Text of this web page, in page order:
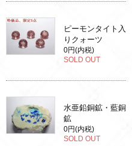
ピーモンタイト入
りクォーツ
0円(内税)
SOLD OUT
水亜鉛銅鉱・藍銅
鉱
0円(内税)
SOLD OUT